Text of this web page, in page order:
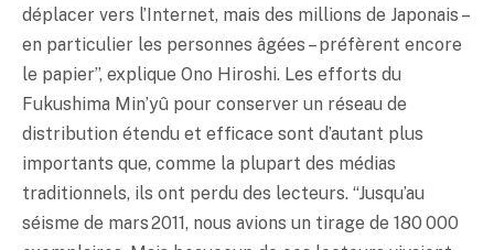
déplacer vers l’Internet, mais des millions de Japonais –
en particulier les personnes âgées – préfèrent encore
le papier”, explique Ono Hiroshi. Les efforts du
Fukushima Min’yû pour conserver un réseau de
distribution étendu et efficace sont d’autant plus
importants que, comme la plupart des médias
traditionnels, ils ont perdu des lecteurs. “Jusqu’au
séisme de mars 2011, nous avions un tirage de 180 000